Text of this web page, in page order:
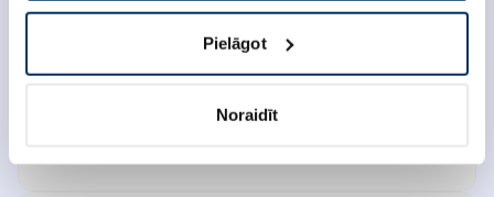
Pielāgot
Noraidīt
Specifikācija